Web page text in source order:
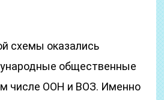
схемы оказались
общественные
числе ООН и ВОЗ. Именно